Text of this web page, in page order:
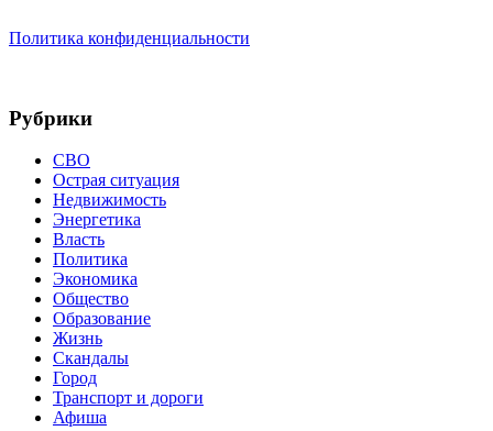
Политика конфиденциальности
Рубрики
СВО
Острая ситуация
Недвижимость
Энергетика
Власть
Политика
Экономика
Общество
Образование
Жизнь
Скандалы
Город
Транспорт и дороги
Афиша